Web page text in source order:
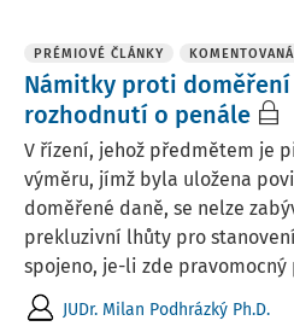
PRÉMIOVÉ ČLÁNKY
Námitky proti
rozhodnutí o penále
V řízení, jehož předmětem je
výměru, jímž byla uložena
doměřené daně, se nelze
prekluzivní lhůty pro
spojeno, je-li zde
JUDr. Milan Podhrázký Ph.D.